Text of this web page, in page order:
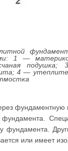
1 —
4 —
фундамента.
или имеет